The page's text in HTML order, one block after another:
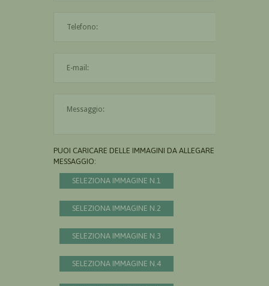
PUOI CARICARE DELLE IMMAGINI DA ALLEGARE AL
MESSAGGIO:
SELEZIONA IMMAGINE N.1
SELEZIONA IMMAGINE N.2
SELEZIONA IMMAGINE N.3
SELEZIONA IMMAGINE N.4